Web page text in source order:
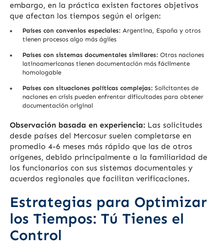
embargo, en la práctica existen factores objetivos
que afectan los tiempos según el origen:
Países con convenios especiales: Argentina, España y otros
tienen procesos algo más ágiles
Países con sistemas documentales similares: Otras naciones
latinoamericanas tienen documentación más fácilmente
homologable
Países con situaciones políticas complejas: Solicitantes de
naciones en crisis pueden enfrentar dificultades para obtener
documentación original
Observación basada en experiencia: Las solicitudes
desde países del Mercosur suelen completarse en
promedio 4-6 meses más rápido que las de otros
orígenes, debido principalmente a la familiaridad de
los funcionarios con sus sistemas documentales y
acuerdos regionales que facilitan verificaciones.
Estrategias para Optimizar
los Tiempos: Tú Tienes el
Control